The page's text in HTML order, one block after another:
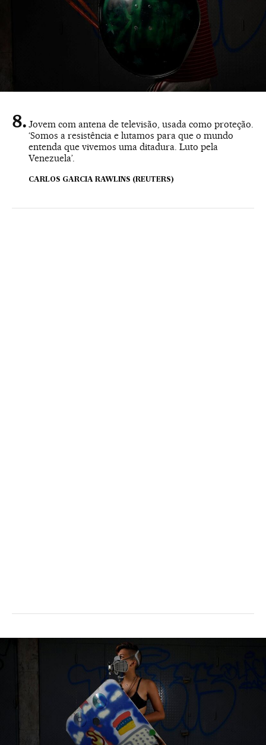
Jovem com antena de televisão, usada como proteção.
‘Somos a resistência e lutamos para que o mundo
entenda que vivemos uma ditadura. Luto pela
Venezuela’.
CARLOS GARCIA RAWLINS (REUTERS)